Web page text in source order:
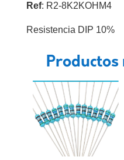
Ref: R2-8K2KOHM4
Resistencia DIP 10%
Productos